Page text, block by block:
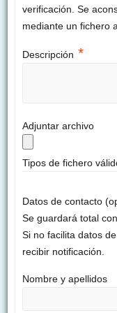
verificación. Se
mediante un fichero
Descripción *
Adjuntar archivo
Tipos de fichero
Datos de contacto
Se guardará total
Si no facilita datos
recibir notificación.
Nombre y apellidos